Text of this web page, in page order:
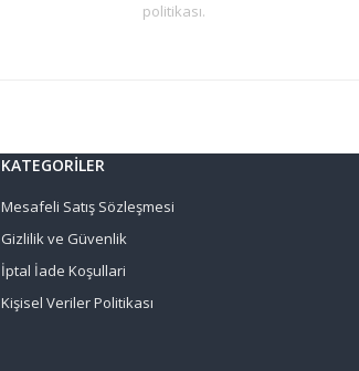
politikası.
KATEGORİLER
Mesafeli Satış Sözleşmesi
Gizlilik ve Güvenlik
İptal İade Koşullari
Kişisel Veriler Politikası